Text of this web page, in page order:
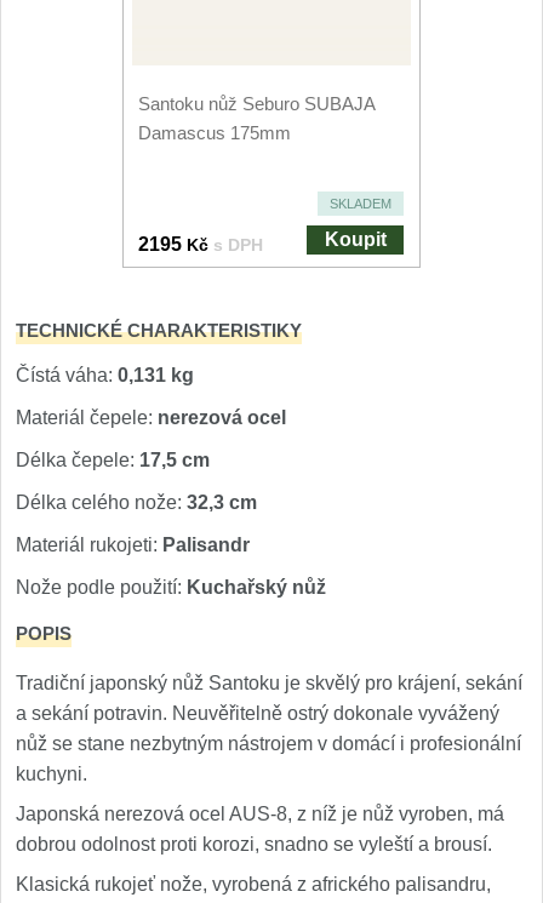
Nože Seburo HOKORI
Nože Seburo WEST 21
Nože Tojiro
Nože Tojiro Shippu
Nože Samura
Nože Samura MO-V
Nože Samura Bamboo
Ostřiče nožů V-Sharp
Brousky na nože 12
Doplňky a díly 6
Santoku nůž Seburo SUBAJA
Damascus 175mm
SKLADEM
2195 Kč s DPH Koupit
TECHNICKÉ CHARAKTERISTIKY
Čístá váha: 0,131 kg
Materiál čepele: nerezová ocel
Délka čepele: 17,5 cm
Délka celého nože: 32,3 cm
Materiál rukojeti: Palisandr
Nože podle použití: Kuchařský nůž
POPIS
Tradiční japonský nůž Santoku je skvělý pro krájení, sekání
a sekání potravin. Neuvěřitelně ostrý dokonale vyvážený
nůž se stane nezbytným nástrojem v domácí i profesionální
kuchyni.
Japonská nerezová ocel AUS-8, z níž je nůž vyroben, má
dobrou odolnost proti korozi, snadno se vyleští a brousí.
Klasická rukojeť nože, vyrobená z afrického palisandru,